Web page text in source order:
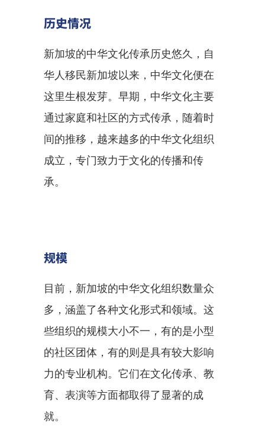
历史情况
新加坡的中华文化传承历史悠久，自
华人移民新加坡以来，中华文化便在
这里生根发芽。早期，中华文化主要
通过家庭和社区的方式传承，随着时
间的推移，越来越多的中华文化组织
成立，专门致力于文化的传播和传
承。
规模
目前，新加坡的中华文化组织数量众
多，涵盖了各种文化形式和领域。这
些组织的规模大小不一，有的是小型
的社区团体，有的则是具有较大影响
力的专业机构。它们在文化传承、教
育、表演等方面都取得了显著的成
就。